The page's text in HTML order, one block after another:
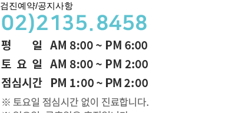
검진예약/공지사항